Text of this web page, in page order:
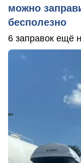
можно
бесполезно
6 заправок ещё